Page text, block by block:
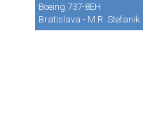
Boeing 737-8EH
Bratislava - M.R. Stefanik